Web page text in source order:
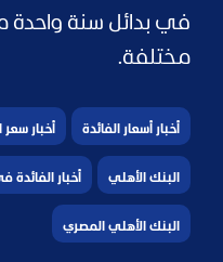
في بدائل سنة واحدة
مختلفة.
أخبار أسعار الفائدة أخبار سعر
البنك الأهلي أخبار
البنك الأهلي المصري